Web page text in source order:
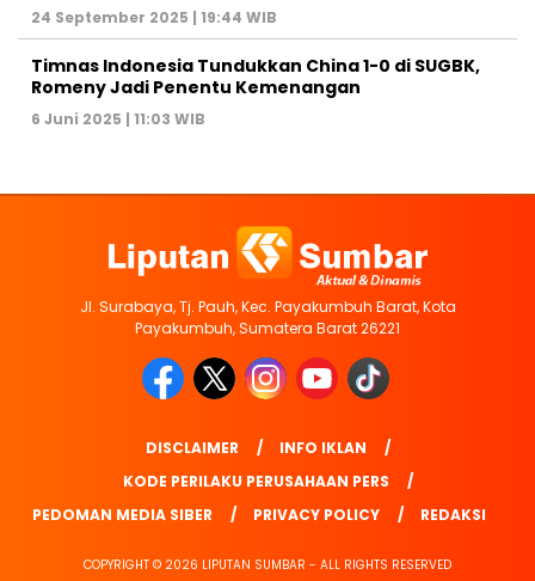
24 September 2025 | 19:44 WIB
Timnas Indonesia Tundukkan China 1-0 di SUGBK,
Romeny Jadi Penentu Kemenangan
6 Juni 2025 | 11:03 WIB
Jl. Surabaya, Tj. Pauh, Kec. Payakumbuh Barat, Kota
Payakumbuh, Sumatera Barat 26221
DISCLAIMER
INFO IKLAN
KODE PERILAKU PERUSAHAAN PERS
PEDOMAN MEDIA SIBER
PRIVACY POLICY REDAKSI
COPYRIGHT © 2026 LIPUTAN SUMBAR - ALL RIGHTS RESERVED